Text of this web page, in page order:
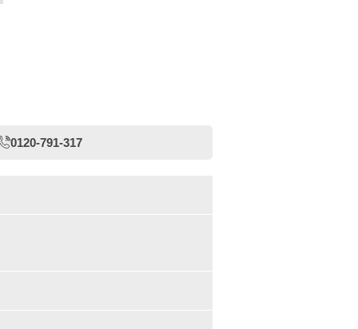
0120-791-317